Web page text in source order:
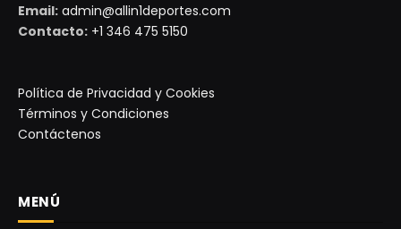
Email: admin@allin1deportes.com
Contacto: +1 346 475 5150
Política de Privacidad y Cookies
Términos y Condiciones
Contáctenos
MENÚ